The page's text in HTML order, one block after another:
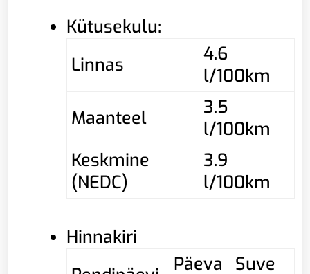
Kütusekulu:
Linnas
4.6
l/100km
Maanteel
3.5
l/100km
Keskmine
(NEDC)
3.9
l/100km
Hinnakiri
Päeva
Suve